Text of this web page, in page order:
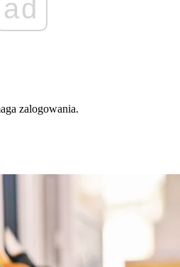
ad
zalogowania.